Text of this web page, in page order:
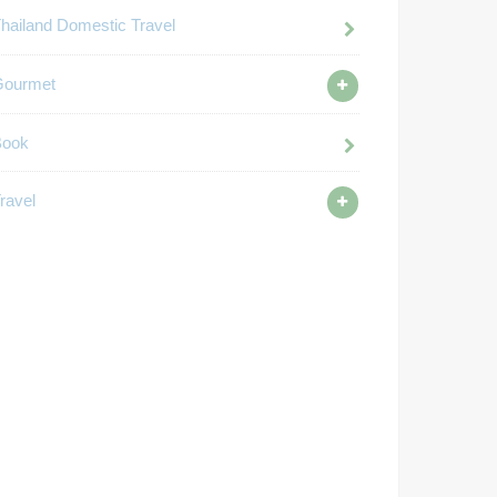
Domestic Travel